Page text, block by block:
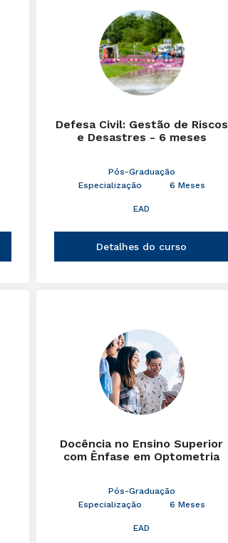
Defesa Civil: Gestão de Riscos
e Desastres - 6 meses
Pós-Graduação
Especialização
6 Meses
EAD
Detalhes do curso
Docência no Ensino Superior
com Ênfase em Optometria
Pós-Graduação
Especialização
6 Meses
EAD